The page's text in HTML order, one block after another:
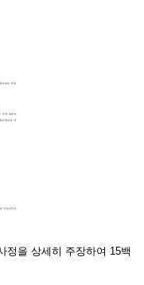
정을 상세히 주장하여 15백